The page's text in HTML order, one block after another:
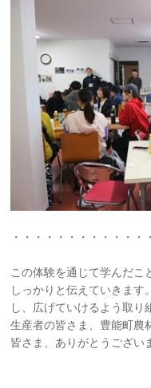
・・・・・・・・・・・
この体験を通じて学んだこ
しっかりと伝えていきま
し、広げていけるよう取り
生産者の皆さま、豊能町農
皆さま、ありがとうござい